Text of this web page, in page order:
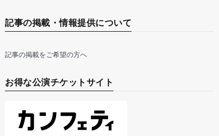
記事の掲載・情報提供について
記事の掲載をご希望の方へ
お得な公演チケットサイト